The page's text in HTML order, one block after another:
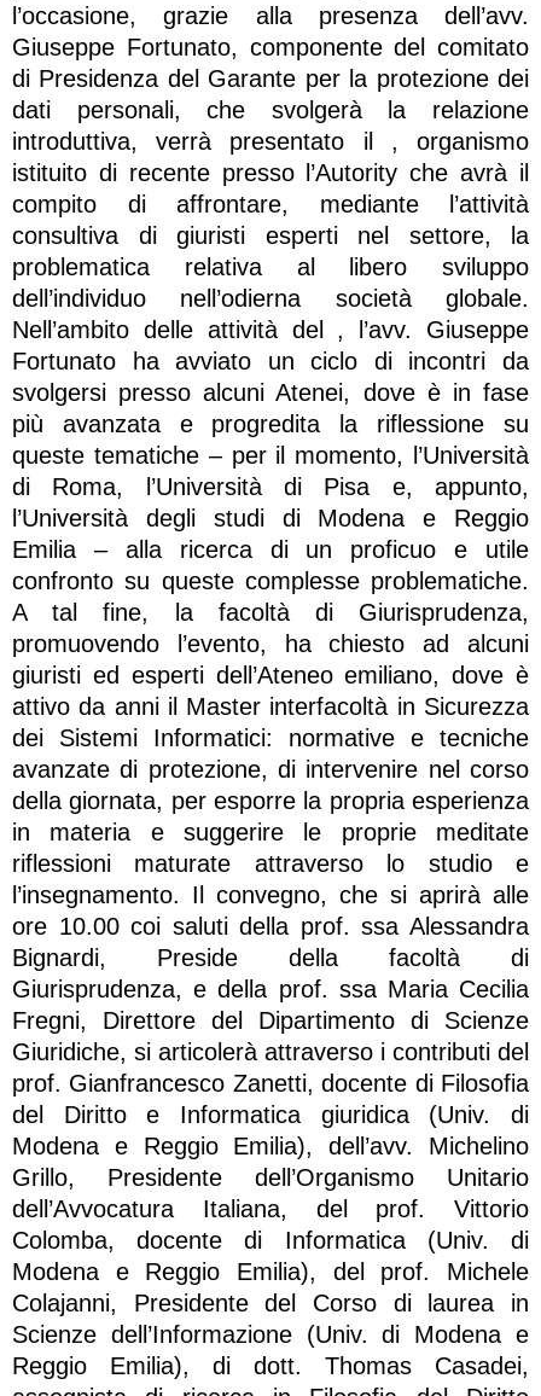
l’occasione, grazie alla presenza dell’avv.
Giuseppe Fortunato, componente del comitato
di Presidenza del Garante per la protezione dei
dati personali, che svolgerà la relazione
introduttiva, verrà presentato il , organismo
istituito di recente presso l’Autority che avrà il
compito di affrontare, mediante l’attività
consultiva di giuristi esperti nel settore, la
problematica relativa al libero sviluppo
dell’individuo nell’odierna società globale.
Nell’ambito delle attività del , l’avv. Giuseppe
Fortunato ha avviato un ciclo di incontri da
svolgersi presso alcuni Atenei, dove è in fase
più avanzata e progredita la riflessione su
queste tematiche – per il momento, l’Università
di Roma, l’Università di Pisa e, appunto,
l’Università degli studi di Modena e Reggio
Emilia – alla ricerca di un proficuo e utile
confronto su queste complesse problematiche.
A tal fine, la facoltà di Giurisprudenza,
promuovendo l’evento, ha chiesto ad alcuni
giuristi ed esperti dell’Ateneo emiliano, dove è
attivo da anni il Master interfacoltà in Sicurezza
dei Sistemi Informatici: normative e tecniche
avanzate di protezione, di intervenire nel corso
della giornata, per esporre la propria esperienza
in materia e suggerire le proprie meditate
riflessioni maturate attraverso lo studio e
l’insegnamento. Il convegno, che si aprirà alle
ore 10.00 coi saluti della prof. ssa Alessandra
Bignardi, Preside della facoltà di
Giurisprudenza, e della prof. ssa Maria Cecilia
Fregni, Direttore del Dipartimento di Scienze
Giuridiche, si articolerà attraverso i contributi del
prof. Gianfrancesco Zanetti, docente di Filosofia
del Diritto e Informatica giuridica (Univ. di
Modena e Reggio Emilia), dell’avv. Michelino
Grillo, Presidente dell’Organismo Unitario
dell’Avvocatura Italiana, del prof. Vittorio
Colomba, docente di Informatica (Univ. di
Modena e Reggio Emilia), del prof. Michele
Colajanni, Presidente del Corso di laurea in
Scienze dell’Informazione (Univ. di Modena e
Reggio Emilia), di dott. Thomas Casadei,